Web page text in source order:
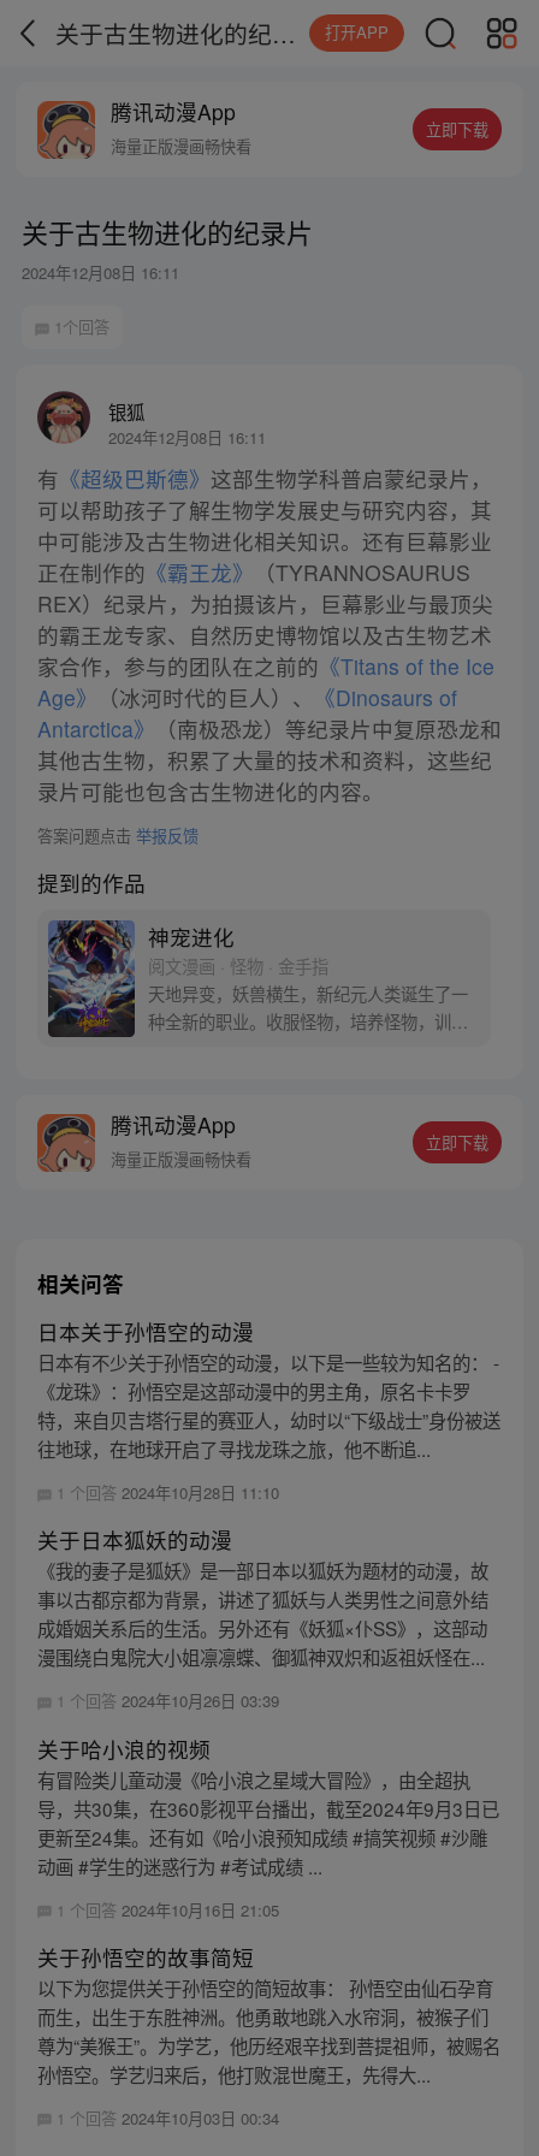
关于古生物进化的纪录片 打开APP
腾讯动漫App
海量正版漫画畅快看
立即下载
关于古生物进化的纪录片
2024年12月08日 16:11
1个回答
银狐
2024年12月08日 16:11
有 《超级巴斯德》 这部生物学科普启蒙纪录片，
可以帮助孩子了解生物学发展史与研究内容，其
中可能涉及古生物进化相关知识。还有巨幕影业
正在制作的 《霸王龙》
（TYRANNOSAURUS
REX）纪录片，为拍摄该片，巨幕影业与最顶尖
的霸王龙专家、自然历史博物馆以及古生物艺术
家合作，参与的团队在之前的 《Titans of the Ice
Age》
（冰河时代的巨人）、
《Dinosaurs of
Antarctica》
（南极恐龙）等纪录片中复原恐龙和
其他古生物，积累了大量的技术和资料，这些纪
录片可能也包含古生物进化的内容。
答案问题点击 举报反馈
提到的作品
神宠进化
阅文漫画 · 怪物 · 金手指
天地异变，妖兽横生，新纪元人类诞生了一
种全新的职业。收服怪物，培养怪物，训练
只翱翔九天的真龙。 每周三、六更新
腾讯动漫App
海量正版漫画畅快看
立即下载
相关问答
日本关于孙悟空的动漫
日本有不少关于孙悟空的动漫，以下是一些较为知名的： -
《龙珠》：孙悟空是这部动漫中的男主角，原名卡卡罗
特，来自贝吉塔行星的赛亚人，幼时以“下级战士”身份被送
往地球，在地球开启了寻找龙珠之旅，他不断追...
1 个回答 2024年10月28日 11:10
关于日本狐妖的动漫
《我的妻子是狐妖》是一部日本以狐妖为题材的动漫，故
事以古都京都为背景，讲述了狐妖与人类男性之间意外结
成婚姻关系后的生活。另外还有《妖狐×仆SS》，这部动
漫围绕白鬼院大小姐凛凛蝶、御狐神双炽和返祖妖怪在...
1 个回答 2024年10月26日 03:39
关于哈小浪的视频
有冒险类儿童动漫《哈小浪之星域大冒险》，由全超执
导，共30集，在360影视平台播出，截至2024年9月3日已
更新至24集。还有如《哈小浪预知成绩 #搞笑视频 #沙雕
动画 #学生的迷惑行为 #考试成绩 ...
1 个回答 2024年10月16日 21:05
关于孙悟空的故事简短
以下为您提供关于孙悟空的简短故事： 孙悟空由仙石孕育
而生，出生于东胜神洲。他勇敢地跳入水帘洞，被猴子们
尊为“美猴王”。为学艺，他历经艰辛找到菩提祖师，被赐名
孙悟空。学艺归来后，他打败混世魔王，先得大...
1 个回答 2024年10月03日 00:34